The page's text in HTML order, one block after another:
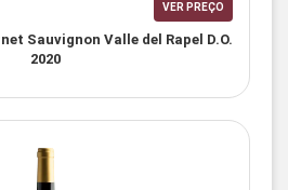
VER PREÇO
Sauvignon Valle del Rapel D.O.
2020